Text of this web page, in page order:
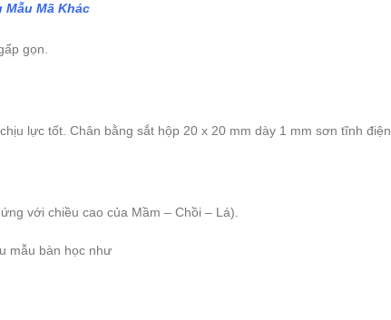
Mẫu Mã Khác
gọn.
lực tốt. Chân bằng sắt hộp 20 x 20 mm dày 1 mm sơn tĩnh điện.
với chiều cao của Mầm – Chồi – Lá).
mẫu bàn học như